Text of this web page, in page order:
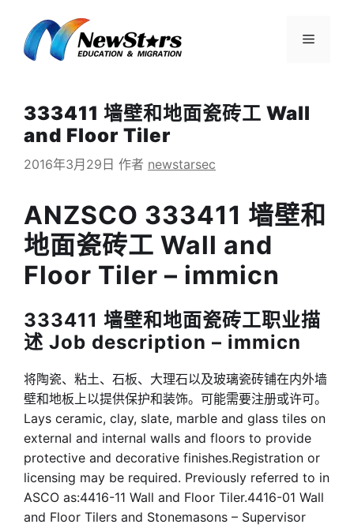
菜
333411 墙壁和地面瓷砖工 Wall
and Floor Tiler
2016年3月29日 作者 newstarsec
ANZSCO 333411 墙壁和
地面瓷砖工 Wall and
Floor Tiler – immicn
333411 墙壁和地面瓷砖工职业描
述 Job description – immicn
将陶瓷、粘土、石板、大理石以及玻璃瓷砖铺在内外墙
壁和地板上以提供保护和装饰。可能需要注册或许可。
Lays ceramic, clay, slate, marble and glass tiles on
external and internal walls and floors to provide
protective and decorative finishes.Registration or
licensing may be required. Previously referred to in
ASCO as:4416-11 Wall and Floor Tiler.4416-01 Wall
and Floor Tilers and Stonemasons – Supervisor